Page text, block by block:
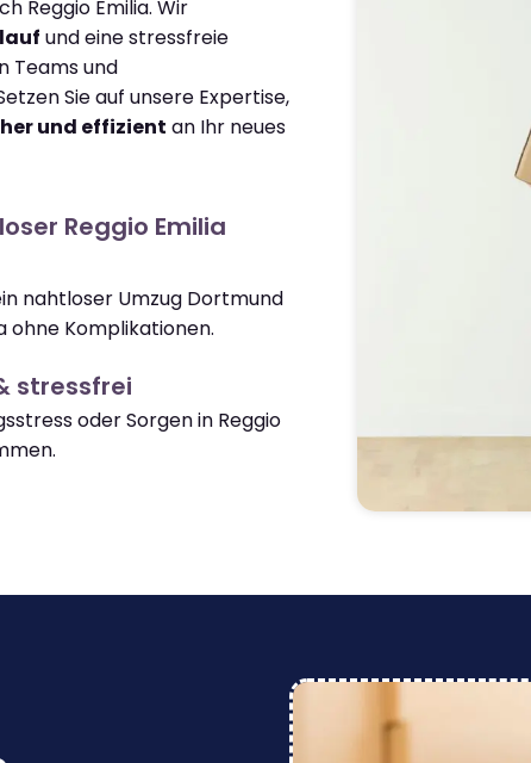
Reggio Emilia. Wir
und eine stressfreie
Teams und
Sie auf unsere Expertise,
und effizient an Ihr neues
Reggio Emilia
nahtloser Umzug Dortmund
ohne Komplikationen.
stressfrei
oder Sorgen in Reggio